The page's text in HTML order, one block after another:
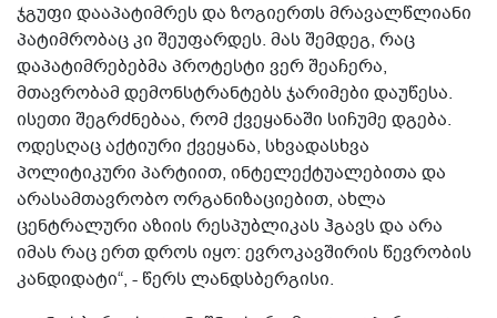
ჯგუფი დააპატიმრეს და ზოგიერთს მრავალწლიანი
პატიმრობაც კი შეუფარდეს. მას შემდეგ, რაც
დაპატიმრებებმა პროტესტი ვერ შეაჩერა,
მთავრობამ დემონსტრანტებს ჯარიმები დაუწესა.
ისეთი შეგრძნებაა, რომ ქვეყანაში სიჩუმე დგება.
ოდესღაც აქტიური ქვეყანა, სხვადასხვა
პოლიტიკური პარტიით, ინტელექტუალებითა და
არასამთავრობო ორგანიზაციებით, ახლა
ცენტრალური აზიის რესპუბლიკას ჰგავს და არა
იმას რაც ერთ დროს იყო: ევროკავშირის წევრობის
კანდიდატი“, - წერს ლანდსბერგისი.